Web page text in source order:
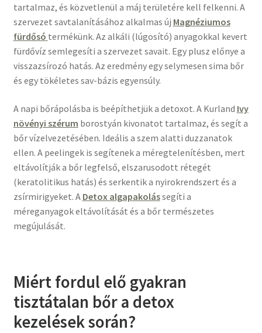
tartalmaz, és közvetlenül a máj területére kell felkenni. A
szervezet savtalanításához alkalmas új Magnéziumos
fürdősó termékünk. Az alkáli (lúgosító) anyagokkal kevert
fürdővíz semlegesíti a szervezet savait. Egy plusz előnye a
visszazsírozó hatás. Az eredmény egy selymesen sima bőr
és egy tökéletes sav-bázis egyensúly.
A napi bőrápolásba is beépíthetjük a detoxot. A Kurland Ivy
növényi szérum borostyán kivonatot tartalmaz, és segít a
bőr vízelvezetésében. Ideális a szem alatti duzzanatok
ellen. A peelingek is segítenek a méregtelenítésben, mert
eltávolítják a bőr legfelső, elszarusodott rétegét
(keratolitikus hatás) és serkentik a nyirokrendszert és a
zsírmirigyeket. A Detox algapakolássegíti a
méreganyagok eltávolítását és a bőr természetes
megújulását.
Miért fordul elő gyakran
tisztátalan bőr a detox
kezelések során?